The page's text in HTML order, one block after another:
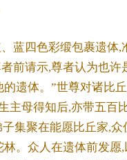
四色彩缎包裹遗体,
前请示,尊者认为也
遗体。”世尊对诸比
主母得知后,亦带五百
集聚在能愿比丘家,
。众人在遗体前发